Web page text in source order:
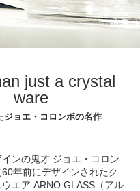
just a crystal
ware
ジョエ・コロンボの名作
ンの鬼才 ジョエ・コロン
年前にデザインされたク
エア ARNO GLASS（アル